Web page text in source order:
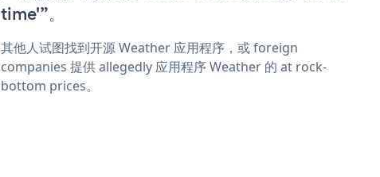
time'”。
其他人试图找到开源 Weather 应用程序，或 foreign
companies 提供 allegedly 应用程序 Weather 的 at rock-
bottom prices。